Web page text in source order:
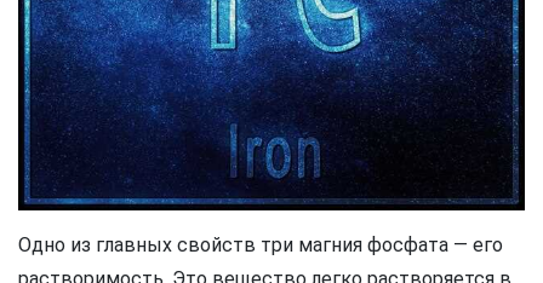
Одно из главных свойств три магния фосфата — его